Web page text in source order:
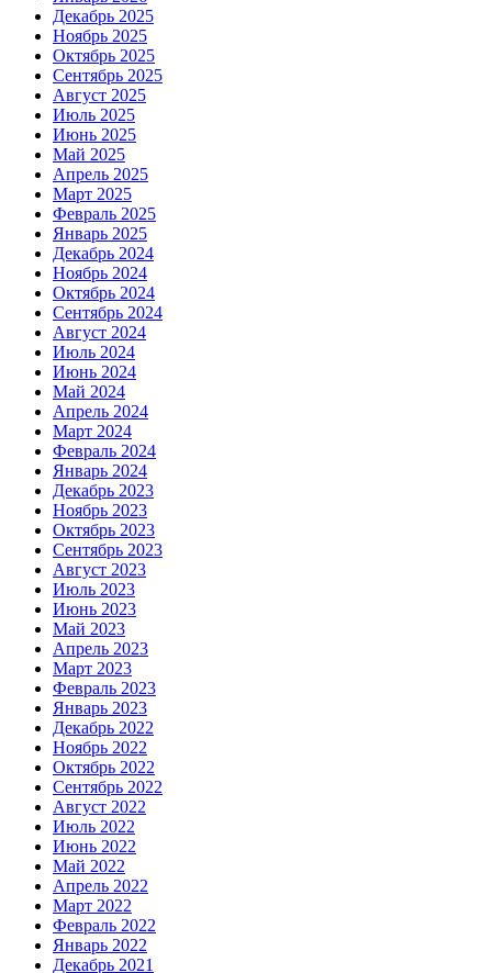
Декабрь 2025
Ноябрь 2025
Октябрь 2025
Сентябрь 2025
Август 2025
Июль 2025
Июнь 2025
Май 2025
Апрель 2025
Март 2025
Февраль 2025
Январь 2025
Декабрь 2024
Ноябрь 2024
Октябрь 2024
Сентябрь 2024
Август 2024
Июль 2024
Июнь 2024
Май 2024
Апрель 2024
Март 2024
Февраль 2024
Январь 2024
Декабрь 2023
Ноябрь 2023
Октябрь 2023
Сентябрь 2023
Август 2023
Июль 2023
Июнь 2023
Май 2023
Апрель 2023
Март 2023
Февраль 2023
Январь 2023
Декабрь 2022
Ноябрь 2022
Октябрь 2022
Сентябрь 2022
Август 2022
Июль 2022
Июнь 2022
Май 2022
Апрель 2022
Март 2022
Февраль 2022
Январь 2022
Декабрь 2021